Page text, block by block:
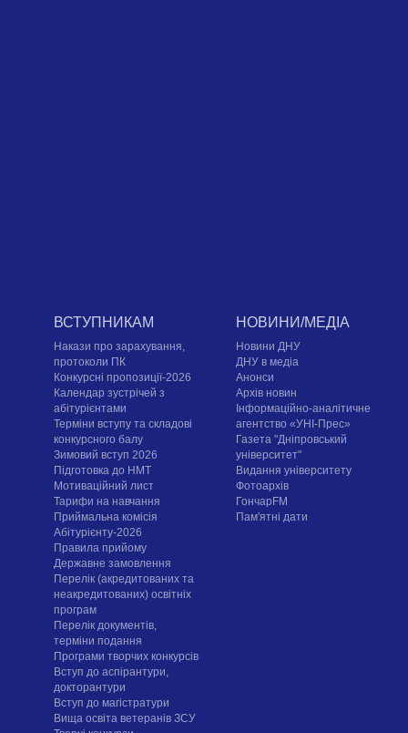
ВСТУПНИКАМ
Накази про зарахування,
протоколи ПК
Конкурсні пропозиції-2026
Календар зустрічей з
абітурієнтами
Терміни вступу та складові
конкурсного балу
Зимовий вступ 2026
Підготовка до НМТ
Мотиваційний лист
Тарифи на навчання
Приймальна комісія
Абітурієнту-2026
Правила прийому
Державне замовлення
Перелік (акредитованих та
неакредитованих) освітніх
програм
Перелік документів,
терміни подання
Програми творчих конкурсiв
Вступ до аспірантури,
докторантури
Вступ до магістратури
Вища освіта ветеранів ЗСУ
НОВИНИ/МЕДІА
Новини ДНУ
ДНУ в медіа
Анонси
Архів новин
Інформаційно-аналітичне
агентство «УНІ-Прес»
Газета "Дніпровський
університет"
Видання університету
Фотоархів
ГончарFM
Пам'ятні дати